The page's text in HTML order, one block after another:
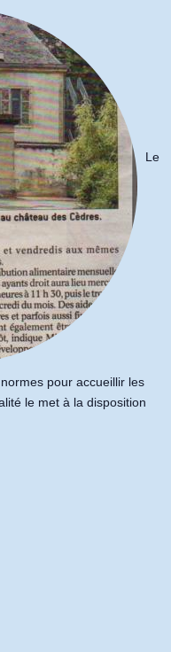
Le
pour accueillir les
le met à la disposition